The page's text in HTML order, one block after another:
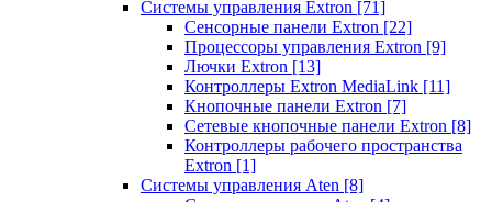
Системы управления Extron [71]
Сенсорные панели Extron [22]
Процессоры управления Extron [9]
Лючки Extron [13]
Контроллеры Extron MediaLink [11]
Кнопочные панели Extron [7]
Сетевые кнопочные панели Extron [8]
Контроллеры рабочего пространства
Extron [1]
Системы управления Aten [8]